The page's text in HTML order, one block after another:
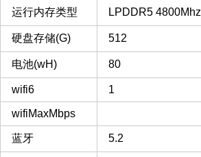
运行内存类型 LPDDR5 4800Mhz
硬盘存储(G) 512
电池(wH) 80
wifi6 1
wifiMaxMbps
蓝牙 5.2